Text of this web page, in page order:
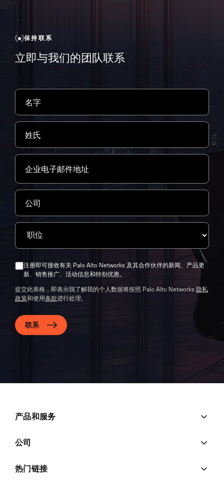
保持联系
立即与我们的团队联系
注册即可接收有关 Palo Alto Networks 及其合作伙伴的新闻、产品更
新、销售推广、活动信息和特别优惠。
提交此表格，即表示我了解我的个人数据将按照 Palo Alto Networks 隐私
政策和使用条款进行处理。
联系
产品和服务
公司
热门链接